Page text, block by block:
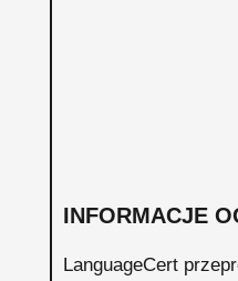
INFORMACJE
LanguageCert